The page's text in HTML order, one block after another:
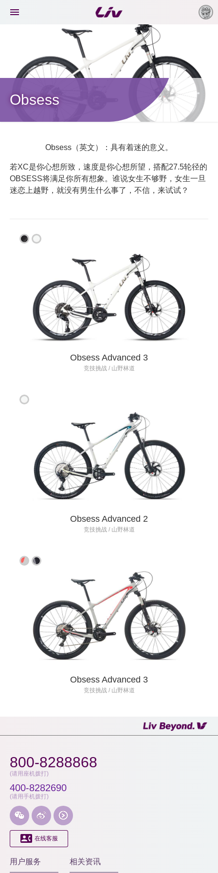

Obsess
Obsess（英文）：具有着迷的意义。
若XC是你心想所致，速度是你心想所望，搭配27.5轮径的
OBSESS将满足你所有想象。谁说女生不够野，女生一旦
迷恋上越野，就没有男生什么事了，不信，来试试？
Obsess Advanced 3
竞技挑战 / 山野林道
Obsess Advanced 2
竞技挑战 / 山野林道
Obsess Advanced 3
竞技挑战 / 山野林道
800-8288868
(请用座机拨打)
400-8282690
(请用手机拨打)
  
 在线客服
用户服务 相关资讯